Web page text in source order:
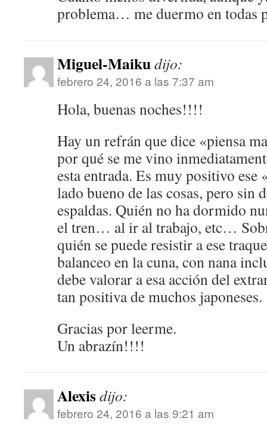
problema… me duermo en todas
Miguel-Maikudijo:
febrero 24, 2016 a las 7:37 am
Hola, buenas noches!!!!
Hay un refrán que dice «piensa
por qué se me vino
esta entrada. Es muy positivo ese
lado bueno de las cosas, pero sin
espaldas. Quién no ha dormido
el tren… al ir al trabajo, etc…
quién se puede resistir a ese
balanceo en la cuna, con nana
debe valorar a esa acción del
tan positiva de muchos japoneses.
Gracias por leerme.
Un abrazín!!!!
Alexisdijo:
febrero 24, 2016 a las 9:21 am